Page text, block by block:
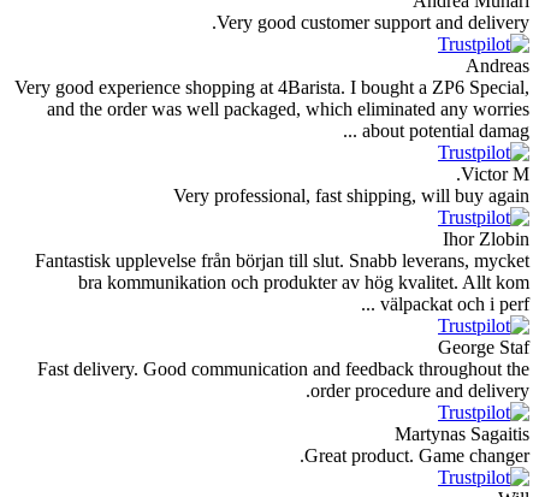
Very good customer
Very good experience shopping at 4Barista. I
and the order was well packaged, which
about
Very professional, fast
Fantastisk upplevelse från början till slut. Snabb
bra kommunikation och produkter av hög
Fast delivery. Good communication and
order
Great product.